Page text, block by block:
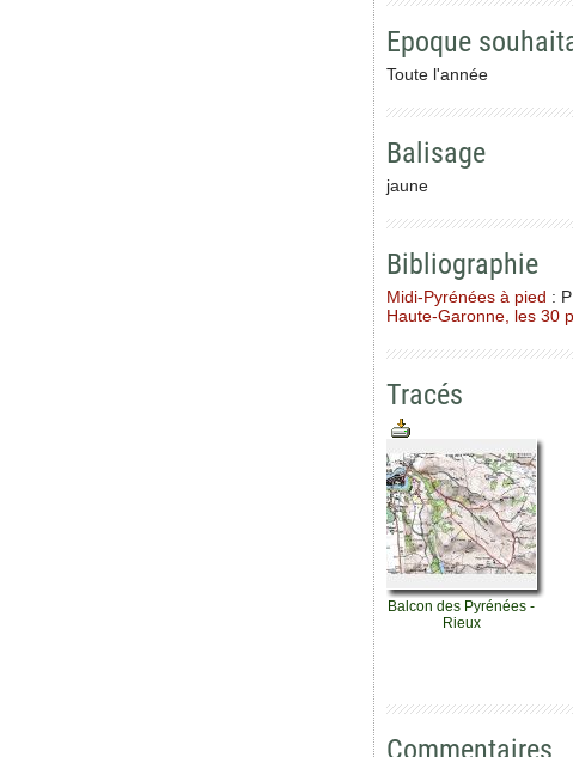
Epoque
Toute l'année
Balisage
jaune
Bibliographie
Midi-Pyrénées à pied :
Haute-Garonne, les 30
Tracés
Balcon des Pyrénées -
Rieux
Commentaires